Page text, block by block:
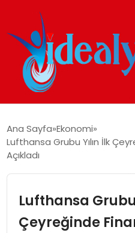
GÜNDEM
Ana Sayfa Ekonomi
Lufthansa Grubu Yılın İlk
Açıkladı
Lufthansa Grubu
Çeyreğinde